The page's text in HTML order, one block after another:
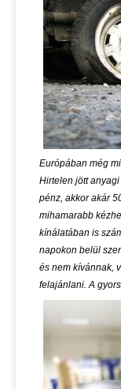
Európában még
Hirtelen jött
pénz, akkor akár
mihamarabb
kínálatában is
napokon belül
és nem kívánnak,
felajánlani. A